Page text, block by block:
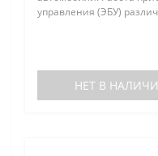
управления (ЭБУ)
НЕТ В